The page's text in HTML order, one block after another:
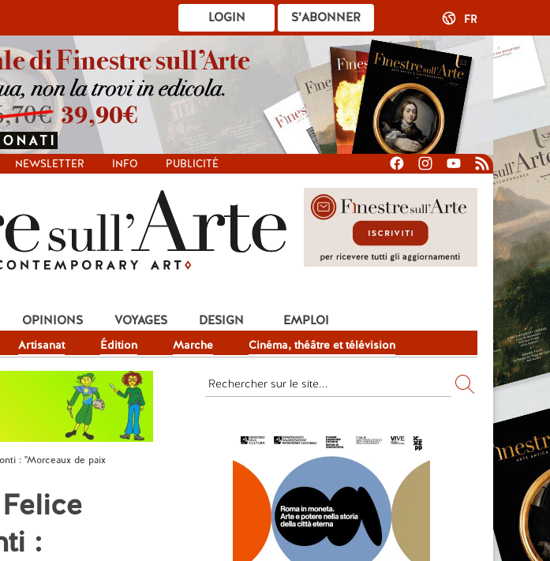
S’ABONNER
LOGIN FR
NEWSLETTER INFO PUBLICITÉ
Artisanat Édition Marche Cinéma, théâtre et télévision
OPINIONS VOYAGES DESIGN EMPLOI
: "Morceaux de paix
: